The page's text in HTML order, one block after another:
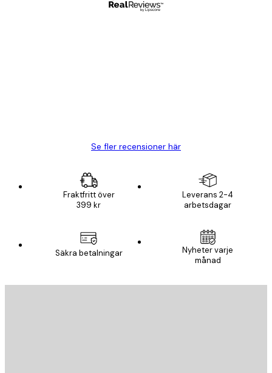
Se fler recensioner här
Fraktfritt över
399 kr
Leverans 2-4
arbetsdagar
Säkra betalningar
Nyheter varje
månad